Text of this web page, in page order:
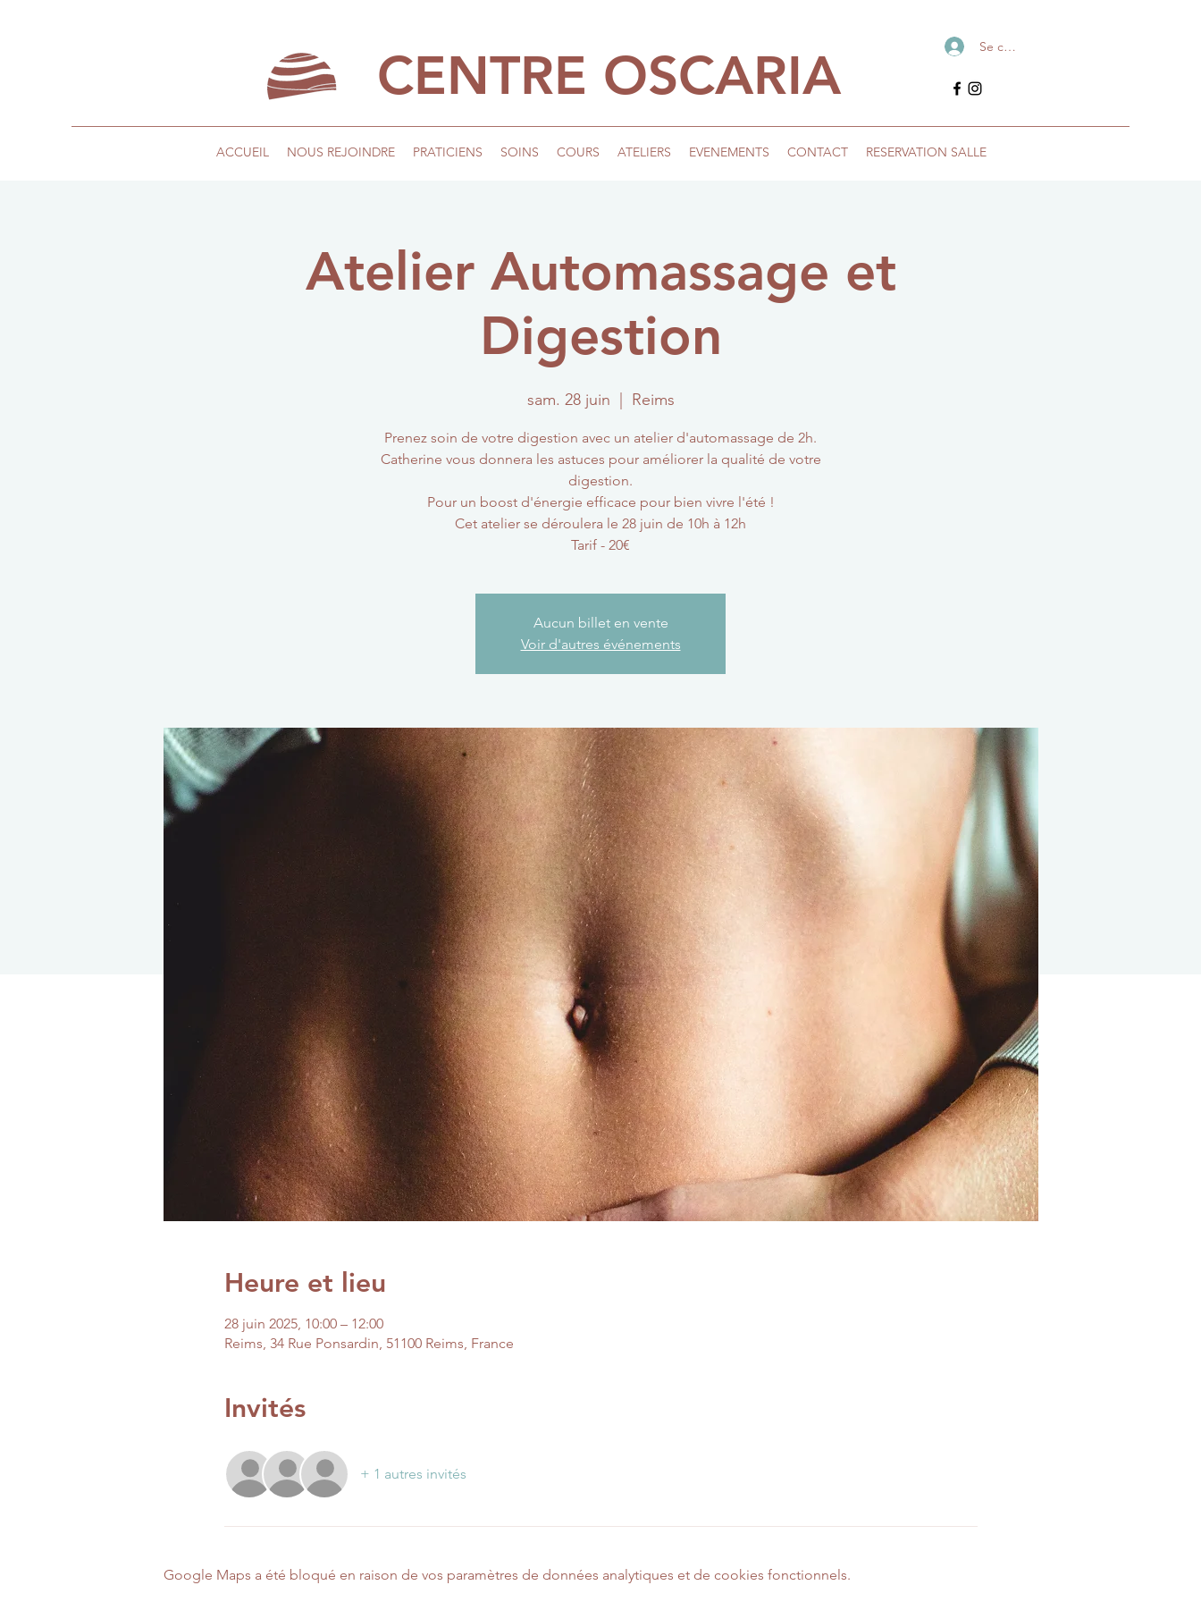
CENTRE OSCARIA Se connecter
ACCUEIL NOUS REJOINDRE PRATICIENS SOINS COURS ATELIERS EVENEMENTS CONTACT RESERVATION SALLE
Atelier Automassage et
Digestion
sam. 28 juin Reims
Prenez soin de votre digestion avec un atelier d'automassage de 2h.
Catherine vous donnera les astuces pour améliorer la qualité de votre
digestion.
Pour un boost d'énergie efficace pour bien vivre l'été !
Cet atelier se déroulera le 28 juin de 10h à 12h
Tarif - 20€
Aucun billet en vente
Voir d'autres événements
Heure et lieu
28 juin 2025, 10:00 – 12:00
Reims, 34 Rue Ponsardin, 51100 Reims, France
Invités
+ 1 autres invités
Google Maps a été bloqué en raison de vos paramètres de données analytiques et de cookies fonctionnels.